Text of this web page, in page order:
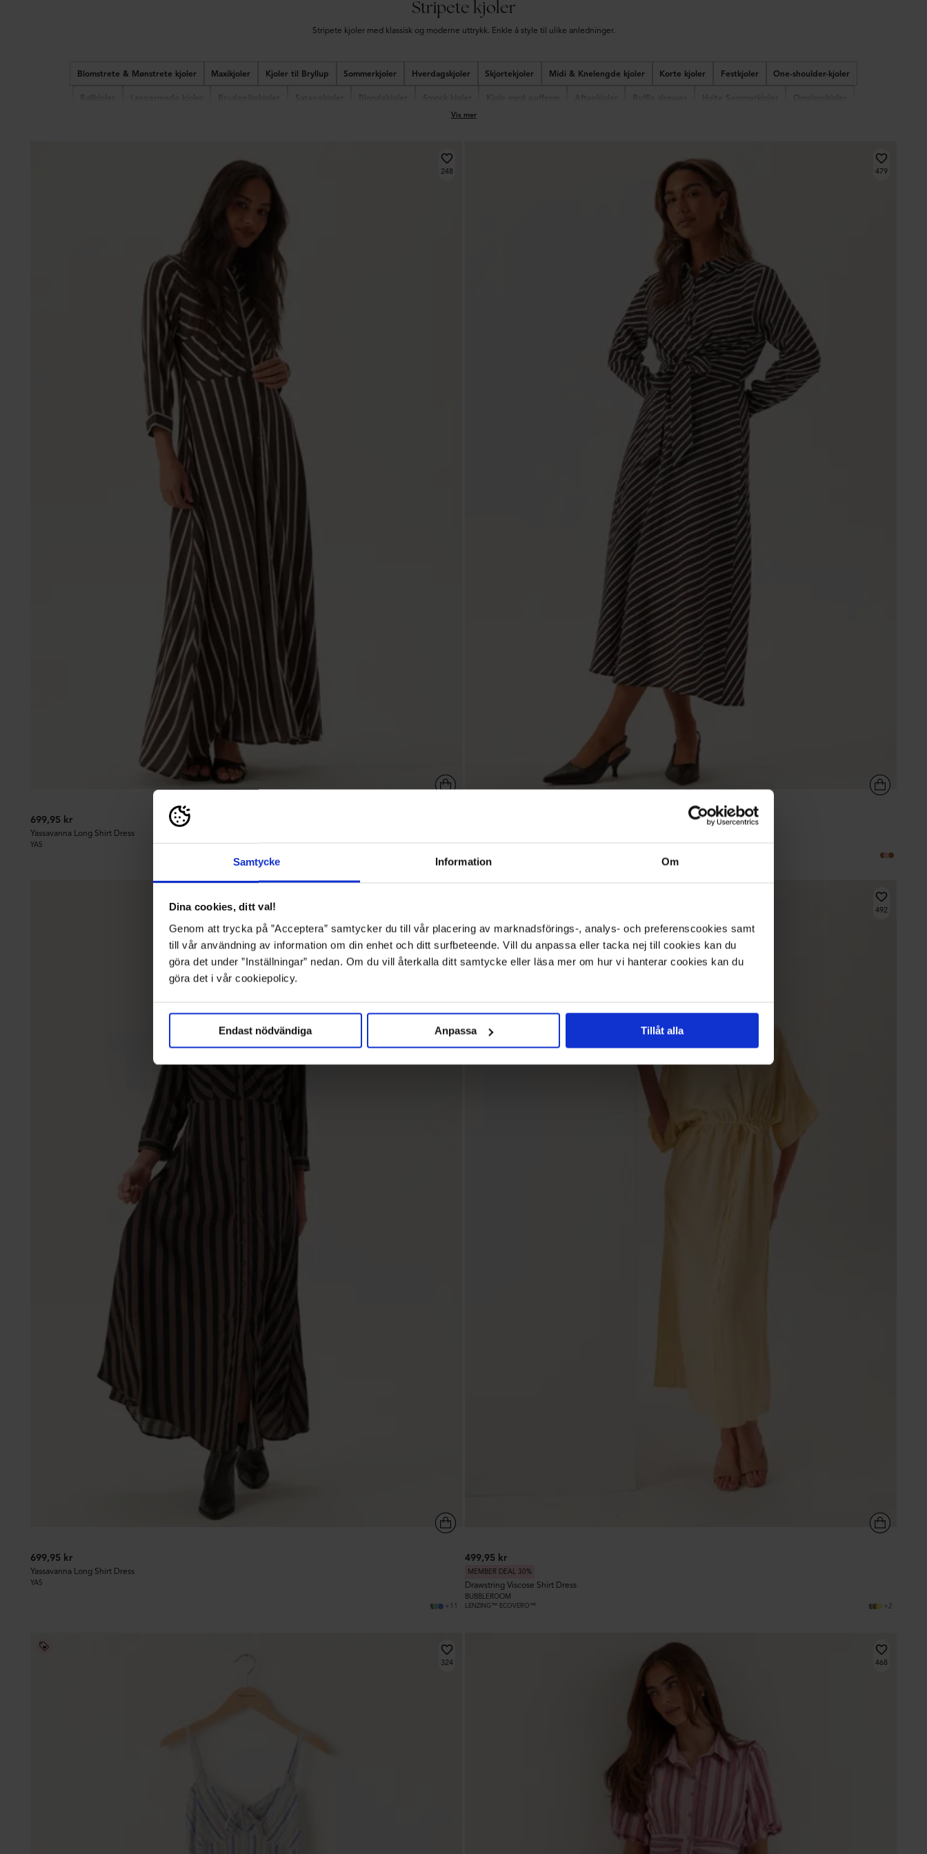
Samtycke Information Om
Dina cookies, ditt val!
Genom att trycka på ”Acceptera” samtycker du till vår placering av marknadsförings-, analys- och preferenscookies samt
till vår användning av information om din enhet och ditt surfbeteende. Vill du anpassa eller tacka nej till cookies kan du
göra det under ”Inställningar” nedan. Om du vill återkalla ditt samtycke eller läsa mer om hur vi hanterar cookies kan du
göra det i vår cookiepolicy.
Endast nödvändiga Anpassa Tillåt alla
Stripete kjoler
Stripete kjoler med klassisk og moderne uttrykk. Enkle å style til ulike anledninger.
Blomstrete & Mønstrete kjoler Maxikjoler Kjoler til Bryllup Sommerkjoler Hverdagskjoler Skjortekjoler Midi & Knelengde kjoler Korte kjoler Festkjoler One-shoulder-kjoler
Ballkjoler Langermede kjoler Brudepikekjoler Satengkjoler Blondekjoler Smock kjoler Kjole med pufferm Aftenkjoler Ruffle dresses Hvite Sommerkjoler Omslagskjoler
Brudekjoler
Vis mer
248
699,95 kr
Yassavanna Long Shirt Dress
YAS
479
BUBBLEROOM
699,95 kr
Yassavanna Long Shirt Dress
YAS
+11
492
499,95 kr
MEMBER DEAL 30%
Drawstring Viscose Shirt Dress
BUBBLEROOM
LENZING™ ECOVERO™ +2
324 468